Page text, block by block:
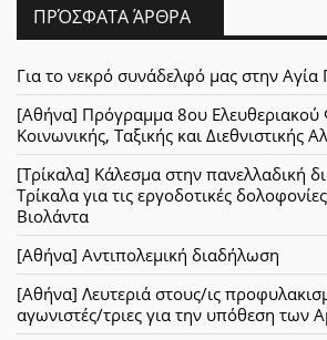
ΠΡΌΣΦΑΤΑ ΆΡΘΡΑ
Για το νεκρό συνάδελφό μας στην
[Αθήνα] Πρόγραμμα 8ου Ελευθεριακού
Κοινωνικής, Ταξικής και Διεθνιστικής
[Τρίκαλα] Κάλεσμα στην πανελλαδική
Τρίκαλα για τις εργοδοτικές
Βιολάντα
[Αθήνα] Αντιπολεμική διαδήλωση
[Αθήνα] Λευτεριά στους/ις
αγωνιστές/τριες για την υπόθεση των